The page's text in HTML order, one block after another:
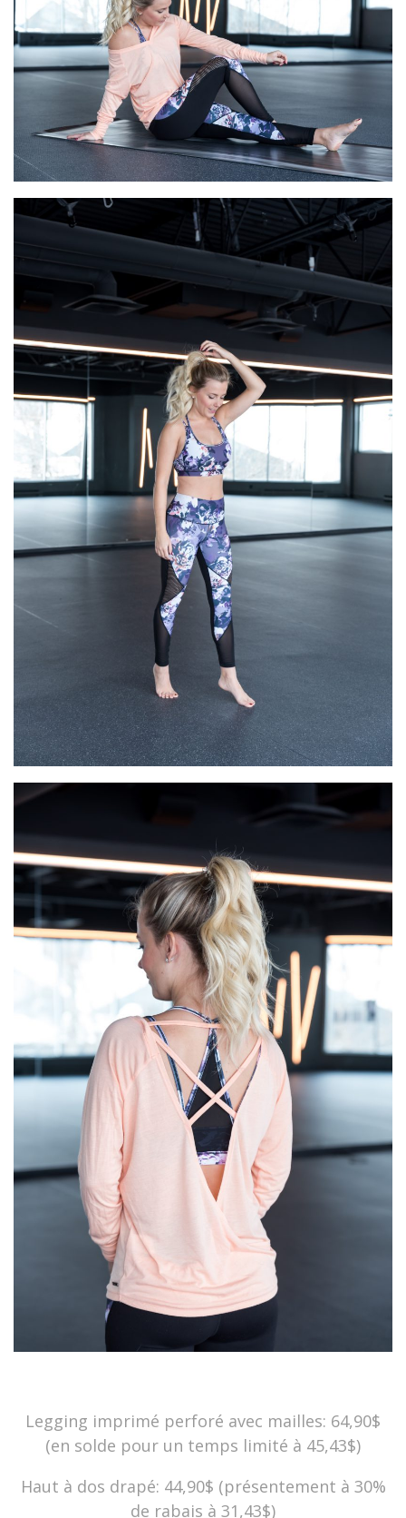
Legging imprimé perforé avec mailles: 64,90$
(en solde pour un temps limité à 45,43$)
Haut à dos drapé: 44,90$ (présentement à 30%
de rabais à 31,43$)